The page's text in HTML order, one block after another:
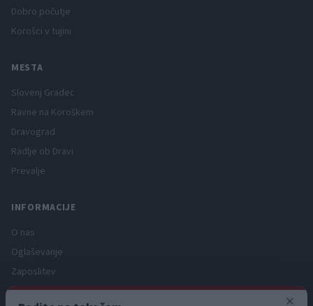
Dobro počutje
Korošci v tujini
MESTA
Slovenj Gradec
Ravne na Koroškem
Dravograd
Radlje ob Dravi
Prevalje
INFORMACIJE
O nas
Oglaševanje
Zaposlitev
Pravno obvestilo